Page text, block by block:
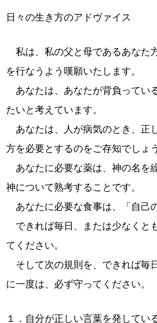
日々の生き方のアドヴァイス
私は、私の父と母であるあなた
を行なうよう嘆願いたします。
あなたは、あなたが背負ってい
たいと考えています。
あなたは、人が病気のとき、正
方を必要とするのをご存知でしょう
あなたに必要な薬は、神の名を
神について熟考することです。
あなたに必要な食事は、「自己
できれば毎日、または少なくと
てください。
そして次の規則を、できれば毎
に一度は、必ず守ってください。
１．自分が正しい言葉を発してい